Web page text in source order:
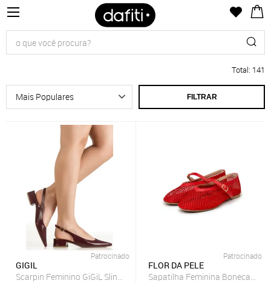
Total: 141
FILTRAR
Patrocinado
GIGIL
Scarpin Feminino GiGiL Slingback Bico Fino Salto Bloco Baixo
Patrocinado
FLOR DA PELE